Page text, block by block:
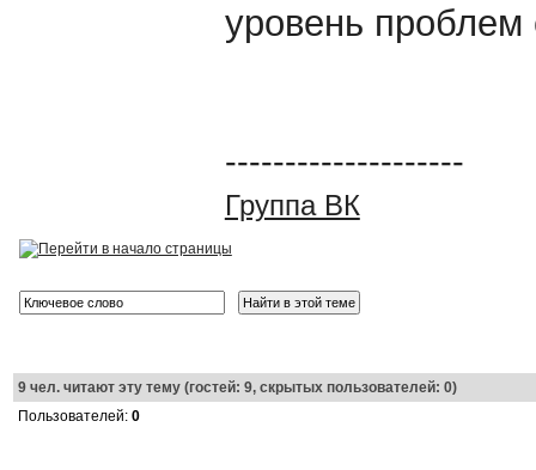
уровень проблем
--------------------
Группа ВК
9чел. читают эту тему (гостей: 9, скрытых пользователей: 0)
Пользователей: 0